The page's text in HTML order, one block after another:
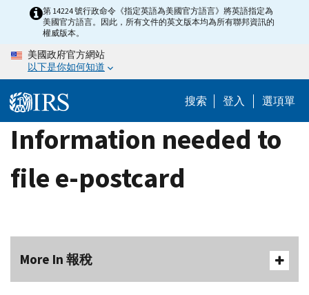
content
第 14224 號行政命令《指定英語為美國官方語言》將英語指定為
美國官方語言。因此，所有文件的英文版本均為所有聯邦資訊的
權威版本。
美國政府官方網站
以下是你如何知道
搜索 登入 選項單
Information needed to
file e-postcard
More In 報稅